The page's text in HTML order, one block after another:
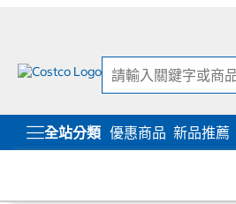
全站分類 優惠商品 新品推薦